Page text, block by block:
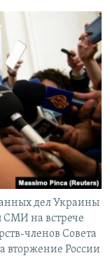
дел Украины
СМИ на встрече
членов Совета
вторжение России